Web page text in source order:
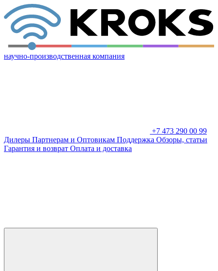
научно-производственная компания
+7 473 290 00 99
Дилеры Партнерам и Оптовикам Поддержка Обзоры, статьи
Гарантия и возврат Оплата и доставка